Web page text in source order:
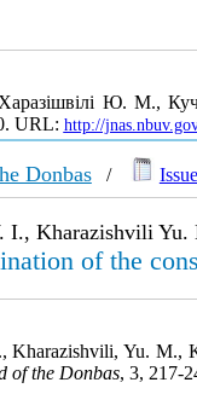
Ю. М.,
URL: http://
Donbas/
I., Kharazishvili
of the
Kharazishvili, Yu. M.,
of the Donbas, 3, 217-